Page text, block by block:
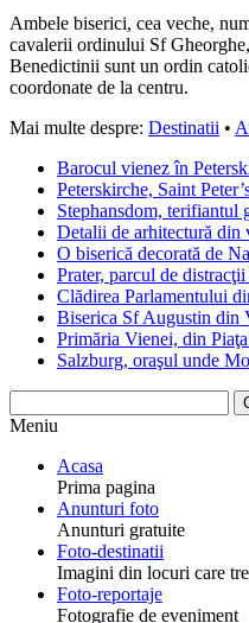
Ambele biserici, cea veche,
cavalerii ordinului Sf
Benedictinii sunt un ordin
coordonate de la centru.
Mai multe despre: Destinatii •
Barocul vienez în
Peterskirche, Saint
Stephansdom, terifiantul
Detalii de arhitectură din
O biserică decorată de
Prater, parcul de
Clădirea Parlamentului
Biserica Sf Augustin din
Primăria Vienei, din
Salzburg, oraşul unde
Meniu
Acasa
Prima pagina
Anunturi foto
Anunturi gratuite
Foto-destinatii
Imagini din locuri care
Foto-reportaje
Fotografie de eveniment